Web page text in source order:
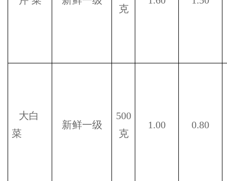
克
大白
菜
新鲜一级
500
克
1.00 0.80